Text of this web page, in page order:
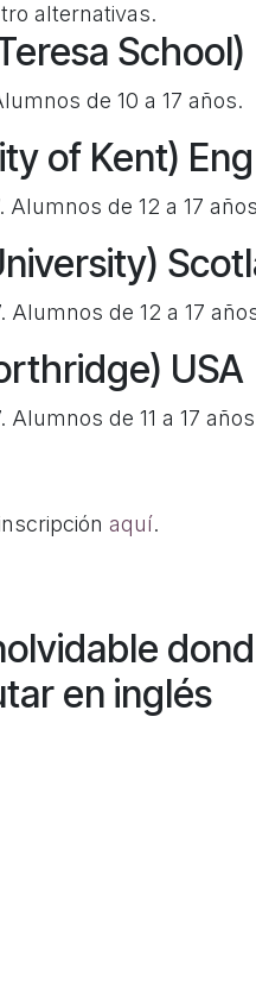
alternativas.
de 10 a 17 años.
of Kent)
Alumnos de 12 a 17
Alumnos de 12 a 17
USA
Alumnos de 11 a 17
aquí.
en inglés